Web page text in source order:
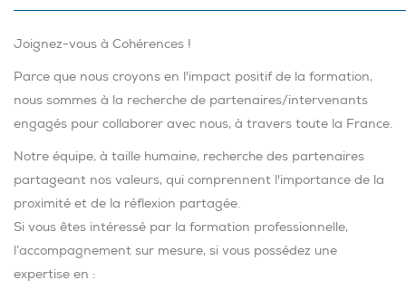
Joignez-vous à Cohérences !
Parce que nous croyons en l'impact positif de la formation,
nous sommes à la recherche de partenaires/intervenants
engagés pour collaborer avec nous, à travers toute la France.
Notre équipe, à taille humaine, recherche des partenaires
partageant nos valeurs, qui comprennent l'importance de la
proximité et de la réflexion partagée.
Si vous êtes intéressé par la formation professionnelle,
l’accompagnement sur mesure, si vous possédez une
expertise en :